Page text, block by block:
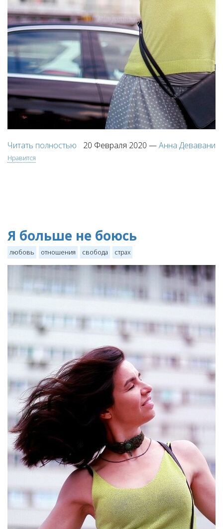
Читать полностью 20 Февраля 2020 —Анна Девавани
Нравится
Я больше не боюсь
любовь отношения свобода страх